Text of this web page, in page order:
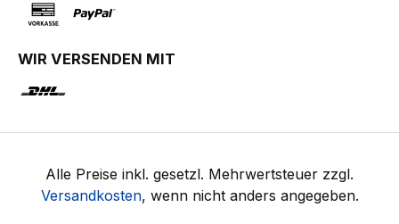
WIR VERSENDEN MIT
Alle Preise inkl. gesetzl. Mehrwertsteuer zzgl.
Versandkosten, wenn nicht anders angegeben.